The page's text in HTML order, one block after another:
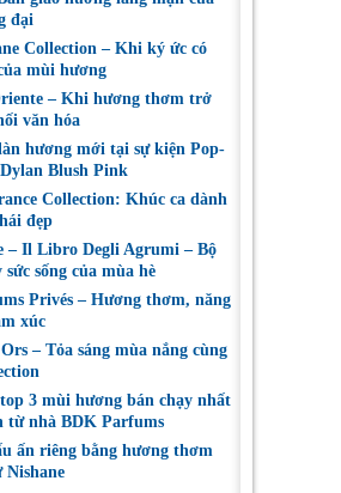
đại
Collection – Khi ký ức có
mùi hương
– Khi hương thơm trở
văn hóa
hương mới tại sự kiện Pop-
Dylan Blush Pink
Collection: Khúc ca dành
đẹp
– Il Libro Degli Agrumi – Bộ
sống của mùa hè
Privés – Hương thơm, năng
xúc
– Tỏa sáng mùa nắng cùng
3 mùi hương bán chạy nhất
từ nhà BDK Parfums
ấn riêng bằng hương thơm
Nishane